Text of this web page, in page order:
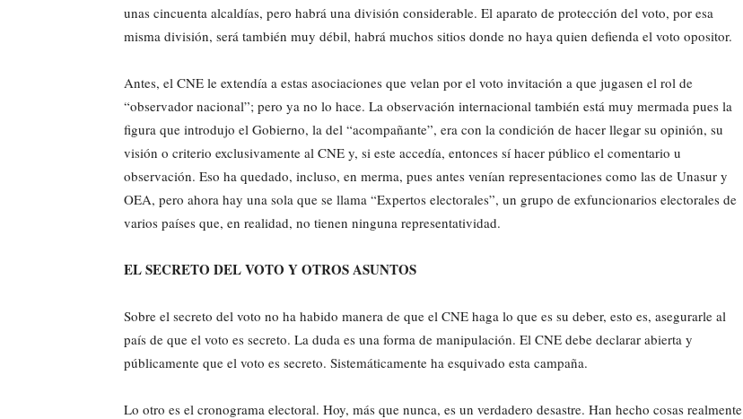
unas cincuenta alcaldías, pero habrá una división considerable. El aparato de protección del voto, por esa
misma división, será también muy débil, habrá muchos sitios donde no haya quien defienda el voto opositor.
Antes, el CNE le extendía a estas asociaciones que velan por el voto invitación a que jugasen el rol de
“observador nacional”; pero ya no lo hace. La observación internacional también está muy mermada pues la
figura que introdujo el Gobierno, la del “acompañante”, era con la condición de hacer llegar su opinión, su
visión o criterio exclusivamente al CNE y, si este accedía, entonces sí hacer público el comentario u
observación. Eso ha quedado, incluso, en merma, pues antes venían representaciones como las de Unasur y
OEA, pero ahora hay una sola que se llama “Expertos electorales”, un grupo de exfuncionarios electorales de
varios países que, en realidad, no tienen ninguna representatividad.
EL SECRETO DEL VOTO Y OTROS ASUNTOS
Sobre el secreto del voto no ha habido manera de que el CNE haga lo que es su deber, esto es, asegurarle al
país de que el voto es secreto. La duda es una forma de manipulación. El CNE debe declarar abierta y
públicamente que el voto es secreto. Sistemáticamente ha esquivado esta campaña.
Lo otro es el cronograma electoral. Hoy, más que nunca, es un verdadero desastre. Han hecho cosas realmente